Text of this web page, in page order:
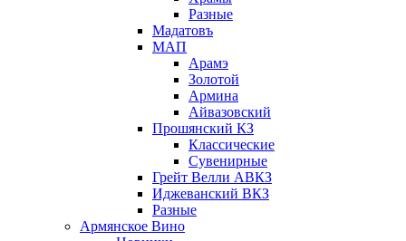
Разные
Мадатовъ
МАП
Арамэ
Золотой
Армина
Айвазовский
Прошянский КЗ
Классические
Сувенирные
Грейт Велли АВКЗ
Иджеванский ВКЗ
Разные
Армянское Вино